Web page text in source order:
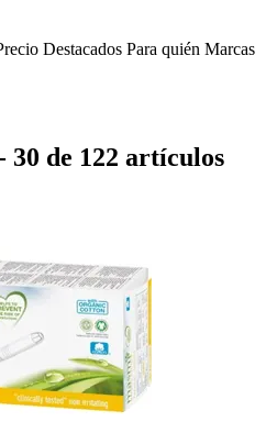
Destacados Para quién Marcas
de 122 artículos